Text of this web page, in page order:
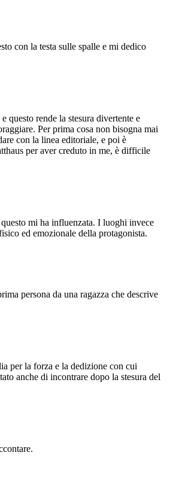
con la testa sulle spalle e mi dedico
questo rende la stesura divertente e
Per prima cosa non bisogna mai
con la linea editoriale, e poi è
per aver creduto in me, è difficile
mi ha influenzata. I luoghi invece
ed emozionale della protagonista.
persona da una ragazza che descrive
per la forza e la dedizione con cui
anche di incontrare dopo la stesura del